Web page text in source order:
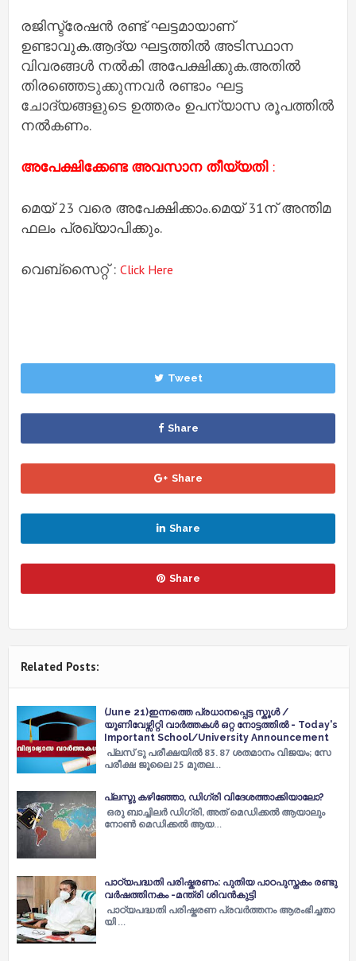
രജിസ്ട്രേഷൻ രണ്ട് ഘട്ടമായാണ്
ഉണ്ടാവുക.ആദ്യ ഘട്ടത്തിൽ അടിസ്ഥാന
വിവരങ്ങൾ നൽകി അപേക്ഷിക്കുക.അതിൽ
തിരഞ്ഞെടുക്കുന്നവർ രണ്ടാം ഘട്ട
ചോദ്യങ്ങളുടെ ഉത്തരം ഉപന്യാസ രൂപത്തിൽ
നൽകണം.
അപേക്ഷിക്കേണ്ട അവസാന തീയ്യതി :
മെയ് 23 വരെ അപേക്ഷിക്കാം.മെയ് 31ന് അന്തിമ
ഫലം പ്രഖ്യാപിക്കും.
വെബ്സൈറ്റ് : Click Here
Tweet
Share
Share
Share
Share
Related Posts:
(June 21)ഇന്നത്തെ പ്രധാനപ്പെട്ട സ്കൂൾ /
യൂണിവേഴ്സിറ്റി വാർത്തകൾ ഒറ്റ നോട്ടത്തിൽ - Today's
Important School/University Announcement
പ്ലസ് ടു പരീക്ഷയില്‍ 83. 87 ശതമാനം വിജയം; സേ
പരീക്ഷ ജൂലൈ 25 മുതല…
പ്ലസ്ടു കഴിഞ്ഞോ, ഡിഗ്രി വിദേശത്താക്കിയാലോ?
ഒരു ബാച്ചിലര്‍ ഡിഗ്രി, അത് മെഡിക്കല്‍ ആയാലും
നോണ്‍ മെഡിക്കല്‍ ആയ…
പാഠ്യപദ്ധതി പരിഷ്കരണം: പുതിയ പാഠപുസ്തകം രണ്ടു
വര്‍ഷത്തിനകം -മന്ത്രി ശിവന്‍കുട്ടി
പാ​ഠ്യ​പ​ദ്ധ​തി പ​രി​ഷ്ക​ര​ണ പ്ര​വ​ര്‍​ത്ത​നം ആ​രം​ഭി​ച്ച​താ​
യി …